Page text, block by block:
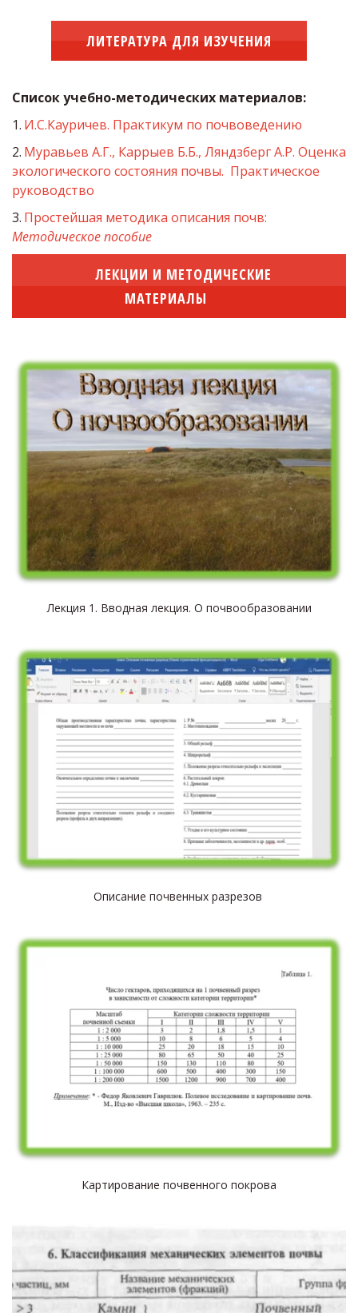
ЛИТЕРАТУРА ДЛЯ ИЗУЧЕНИЯ
Список учебно-методических материалов:
1. И.С.Кауричев. Практикум по почвоведению
2. Муравьев А.Г., Каррыев Б.Б., Ляндзберг А.Р. Оценка
экологического состояния почвы.  Практическое
руководство
3.
Методическое пособие
ЛЕКЦИИ И МЕТОДИЧЕСКИЕ
МАТЕРИАЛЫ
Лекция 1. Вводная лекция. О почвообразовании
Описание почвенных разрезов
Картирование почвенного покрова